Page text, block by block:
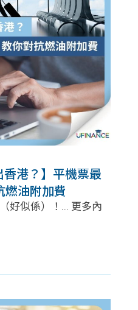
香港？】平機票最
燃油附加費
好似係）！... 更多內